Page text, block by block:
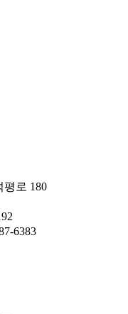
평로 180
6383